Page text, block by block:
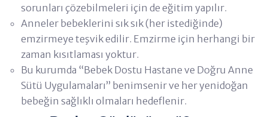
sorunları çözebilmeleri için de eğitim yapılır.
Anneler bebeklerini sık sık (her istediğinde)
emzirmeye teşvik edilir. Emzirme için herhangi bir
zaman kısıtlaması yoktur.
Bu kurumda “Bebek Dostu Hastane ve Doğru Anne
Sütü Uygulamaları” benimsenir ve her yenidoğan
bebeğin sağlıklı olmaları hedeflenir.